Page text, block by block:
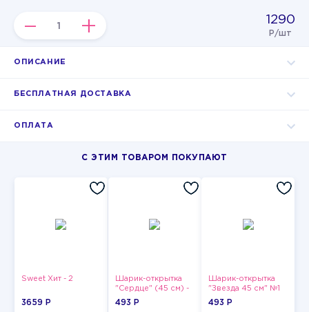
– + 1290
Р/шт
ОПИСАНИЕ
БЕСПЛАТНАЯ ДОСТАВКА
ОПЛАТА
С ЭТИМ ТОВАРОМ ПОКУПАЮТ
Sweet Хит - 2
3659 P
Шарик-открытка
"Сердце" (45 см) -
2
493 P
Шарик-открытка
"Звезда 45 см" №1
493 P